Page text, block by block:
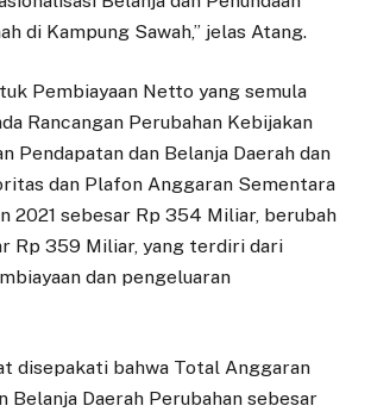
di Kampung Sawah,” jelas Atang.
Pembiayaan Netto yang semula
Rancangan Perubahan Kebijakan
Pendapatan dan Belanja Daerah dan
dan Plafon Anggaran Sementara
2021 sebesar Rp 354 Miliar, berubah
Rp 359 Miliar, yang terdiri dari
dan pengeluaran
disepakati bahwa Total Anggaran
Belanja Daerah Perubahan sebesar